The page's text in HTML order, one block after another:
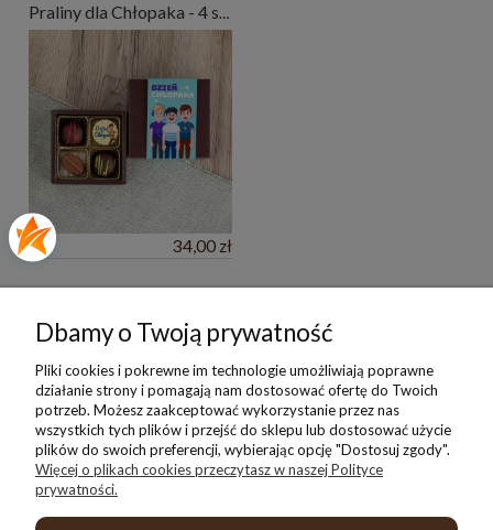
Praliny dla Chłopaka - 4 szt.
34,00 zł
Moje konto
Płatności i dostawa
Informacje
Dbamy o Twoją prywatność
Pliki cookies i pokrewne im technologie umożliwiają poprawne
działanie strony i pomagają nam dostosować ofertę do Twoich
potrzeb. Możesz zaakceptować wykorzystanie przez nas
wszystkich tych plików i przejść do sklepu lub dostosować użycie
plików do swoich preferencji, wybierając opcję "Dostosuj zgody".
Więcej o plikach cookies przeczytasz w naszej Polityce
prywatności.